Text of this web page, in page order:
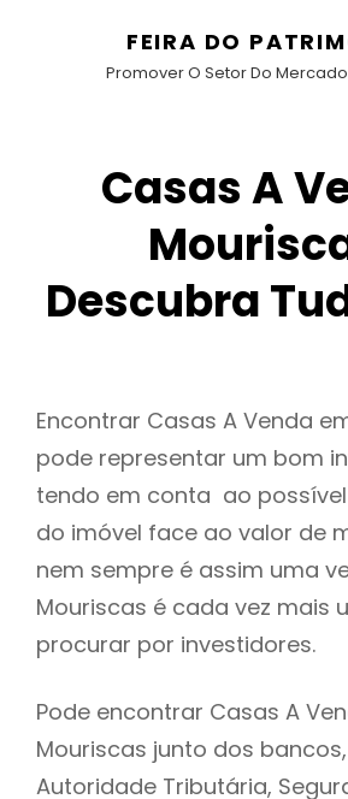
FEIRA DO
Promover O Setor Do
Casas A
Descubra
Encontrar Casas A Venda
pode representar um bom
tendo em conta ao
do imóvel face ao valor de
nem sempre é assim uma
Mouriscas é cada vez mais
procurar por investidores.
Pode encontrar Casas A
Mouriscas junto dos
Autoridade Tributária,